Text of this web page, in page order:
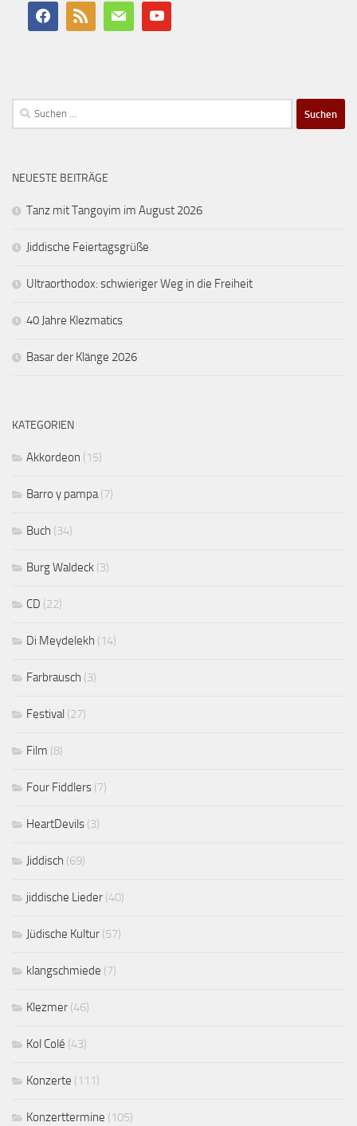
Suchen
nach:
NEUESTE BEITRÄGE
Tanz mit Tangoyim im August 2026
Jiddische Feiertagsgrüße
Ultraorthodox: schwieriger Weg in die Freiheit
40 Jahre Klezmatics
Basar der Klänge 2026
KATEGORIEN
Akkordeon (15)
Barro y pampa(7)
Buch (34)
Burg Waldeck (3)
CD (22)
Di Meydelekh (14)
Farbrausch (3)
Festival (27)
Film (8)
Four Fiddlers (7)
HeartDevils (3)
Jiddisch (69)
jiddische Lieder (40)
Jüdische Kultur (57)
klangschmiede (7)
Klezmer (46)
Kol Colé (43)
Konzerte (111)
Konzerttermine (105)